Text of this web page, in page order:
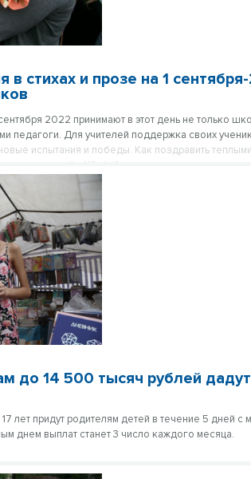
в стихах и прозе на 1
2022 принимают в этот день не только
педагоги. Для учителей поддержка своих
испытания и победы. Как поздравить
и учителей в WhatsAppе и других
в нашей подборке к 1 сентября.
до 14 500 тысяч рублей
лет придут родителям детей в течение 5 дней с
днем выплат станет 3 число каждого месяца.